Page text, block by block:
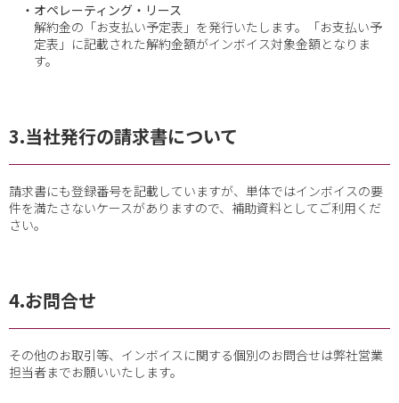
・オペレーティング・リース
解約金の「お支払い予定表」を発行いたします。「お支払い予
定表」に記載された解約金額がインボイス対象金額となりま
す。
3.当社発行の請求書について
請求書にも登録番号を記載していますが、単体ではインボイスの要
件を満たさないケースがありますので、補助資料としてご利用くだ
さい。
4.お問合せ
その他のお取引等、インボイスに関する個別のお問合せは弊社営業
担当者までお願いいたします。